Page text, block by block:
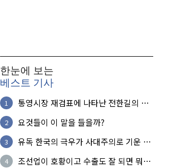
한눈에 보는
베스트 기사
1
통영시장 재검표에 나타난 전한길의 무
2 요것들이 이 말을 들을까?
3
유독 한국의 극우가 사대주의로 기운 이
4
조선업이 호황이고 수출도 잘 되면 뭐하